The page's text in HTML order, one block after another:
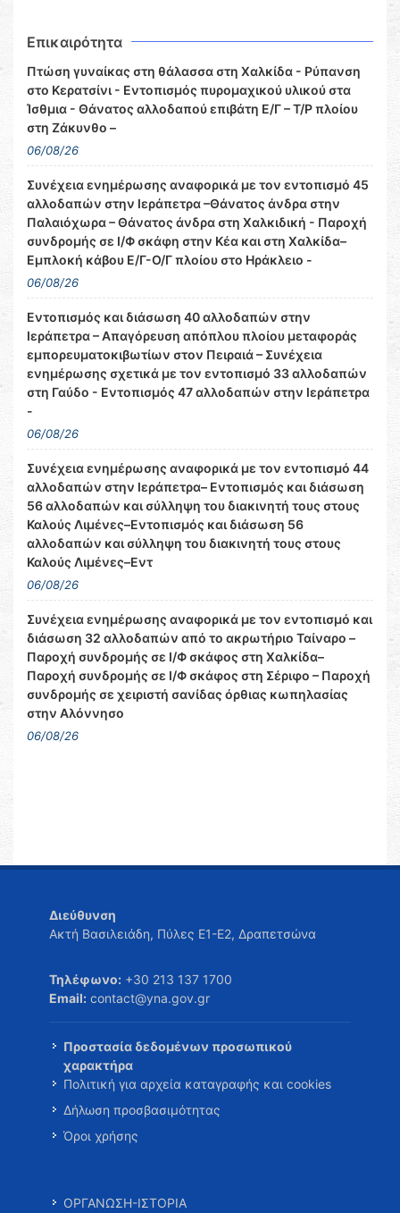
Επικαιρότητα
Πτώση γυναίκας στη θάλασσα στη Χαλκίδα - Ρύπανση
στο Κερατσίνι - Εντοπισμός πυρομαχικού υλικού στα
Ίσθμια - Θάνατος αλλοδαπού επιβάτη Ε/Γ – Τ/Ρ πλοίου
στη Ζάκυνθο –
06/08/26
Συνέχεια ενημέρωσης αναφορικά με τον εντοπισμό 45
αλλοδαπών στην Ιεράπετρα –Θάνατος άνδρα στην
Παλαιόχωρα – Θάνατος άνδρα στη Χαλκιδική - Παροχή
συνδρομής σε Ι/Φ σκάφη στην Κέα και στη Χαλκίδα–
Εμπλοκή κάβου Ε/Γ-Ο/Γ πλοίου στο Ηράκλειο -
06/08/26
Εντοπισμός και διάσωση 40 αλλοδαπών στην
Ιεράπετρα – Απαγόρευση απόπλου πλοίου μεταφοράς
εμπορευματοκιβωτίων στον Πειραιά – Συνέχεια
ενημέρωσης σχετικά με τον εντοπισμό 33 αλλοδαπών
στη Γαύδο - Εντοπισμός 47 αλλοδαπών στην Ιεράπετρα
-
06/08/26
Συνέχεια ενημέρωσης αναφορικά με τον εντοπισμό 44
αλλοδαπών στην Ιεράπετρα– Εντοπισμός και διάσωση
56 αλλοδαπών και σύλληψη του διακινητή τους στους
Καλούς Λιμένες–Εντοπισμός και διάσωση 56
αλλοδαπών και σύλληψη του διακινητή τους στους
Καλούς Λιμένες–Εντ
06/08/26
Συνέχεια ενημέρωσης αναφορικά με τον εντοπισμό και
διάσωση 32 αλλοδαπών από το ακρωτήριο Ταίναρο –
Παροχή συνδρομής σε Ι/Φ σκάφος στη Χαλκίδα–
Παροχή συνδρομής σε Ι/Φ σκάφος στη Σέριφο – Παροχή
συνδρομής σε χειριστή σανίδας όρθιας κωπηλασίας
στην Αλόννησο
06/08/26
Διεύθυνση
Ακτή Βασιλειάδη, Πύλες Ε1-Ε2, Δραπετσώνα
Τηλέφωνο: +30 213 137 1700
Email: contact@yna.gov.gr
Προστασία δεδομένων προσωπικού
χαρακτήρα
Πολιτική για αρχεία καταγραφής και cookies
Δήλωση προσβασιμότητας
Όροι χρήσης
ΟΡΓΑΝΩΣΗ-ΙΣΤΟΡΙΑ